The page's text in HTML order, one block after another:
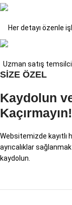
Her detayı özenle
Uzman satış
SİZE ÖZEL
Kaydolun
Kaçırmayın!
Websitemizde kayıtlı
ayrıcalıklar
kaydolun.